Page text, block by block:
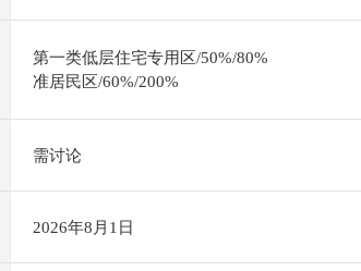
第一类低层住宅专用区/50%/80%
准居民区/60%/200%
需讨论
2026年8月1日